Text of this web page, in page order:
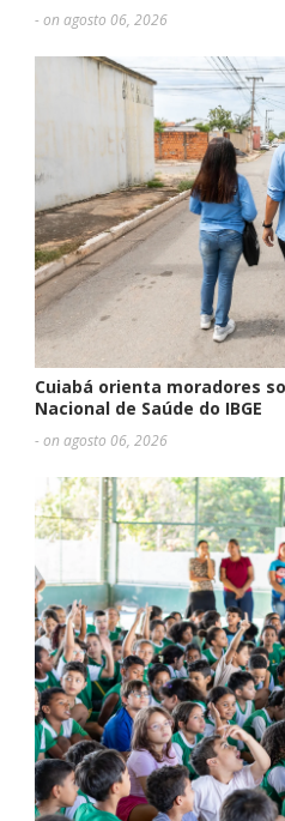
- on agosto 06, 2026
Cuiabá orienta moradores
Nacional de Saúde do IBGE
- on agosto 06, 2026